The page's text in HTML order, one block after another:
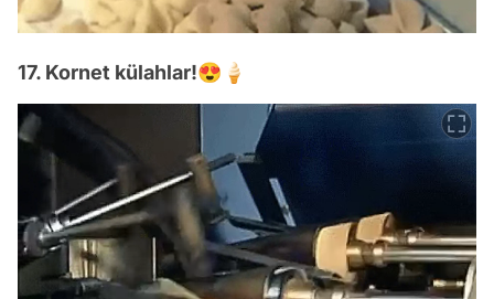
17. Kornet külahlar!😍🍦